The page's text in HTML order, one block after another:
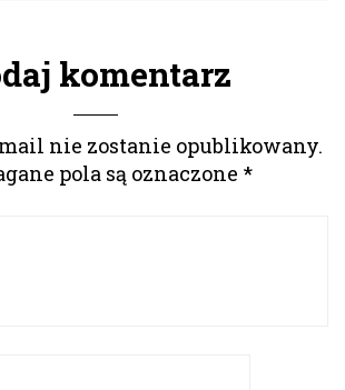
komentarz
nie zostanie opublikowany.
pola są oznaczone *